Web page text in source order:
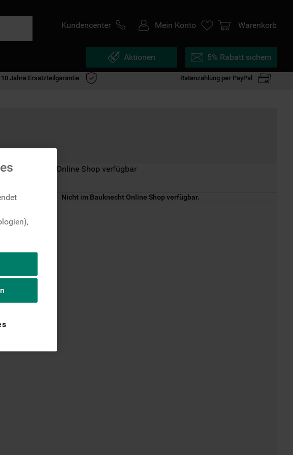
Kundencenter Mein Konto Warenkorb
Aktionen 5% Rabatt sichern
10 Jahre Ersatzteilgarantie Ratenzahlung per PayPal
im Bauknecht Online Shop verfügbar
Nicht im Bauknecht Online Shop verfügbar.
zu
auf
–